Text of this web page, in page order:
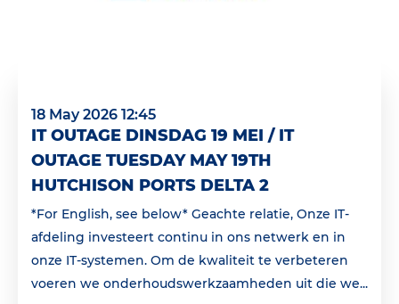
18 May 2026 12:45
IT OUTAGE DINSDAG 19 MEI / IT
OUTAGE TUESDAY MAY 19TH
HUTCHISON PORTS DELTA 2
*For English, see below* Geachte relatie, Onze IT-
afdeling investeert continu in ons netwerk en in
onze IT-systemen. Om de kwaliteit te verbeteren
voeren we onderhoudswerkzaamheden uit die we...